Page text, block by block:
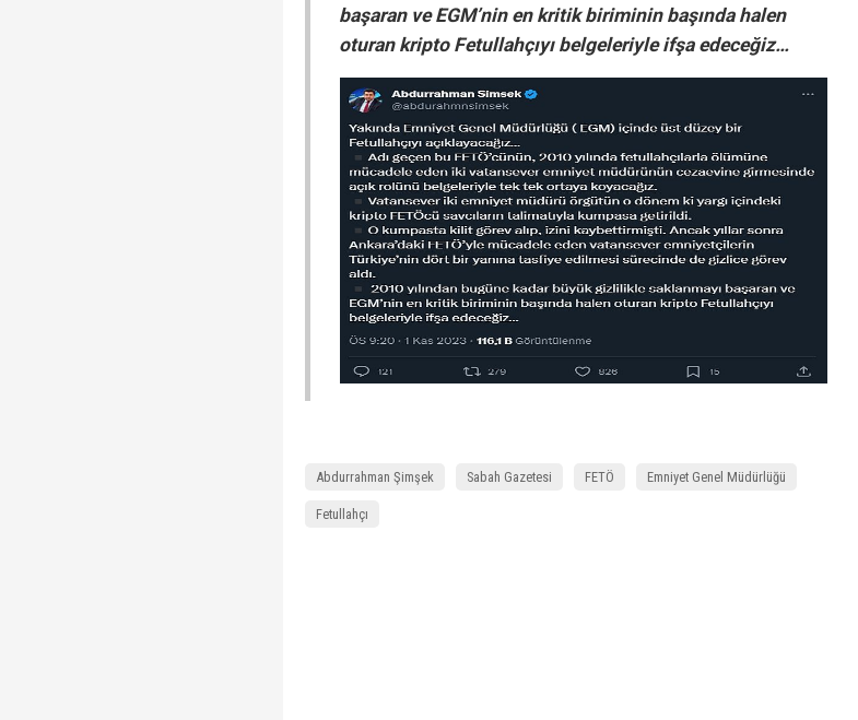
başaran ve EGM’nin en kritik biriminin başında halen
oturan kripto Fetullahçıyı belgeleriyle ifşa edeceğiz…
Abdurrahman Şimşek Sabah Gazetesi FETÖ Emniyet Genel Müdürlüğü
Fetullahçı